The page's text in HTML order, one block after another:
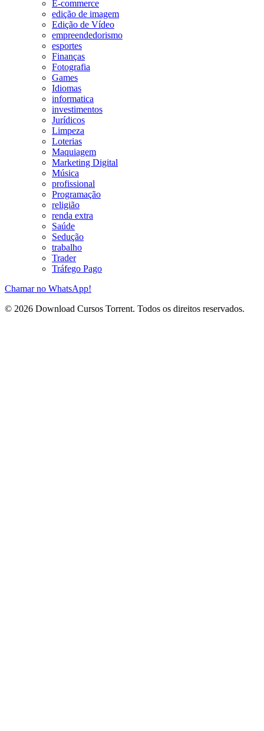
E-commerce
edição de imagem
Edição de Vídeo
empreendedorismo
esportes
Finanças
Fotografia
Games
Idiomas
informatica
investimentos
Jurídicos
Limpeza
Loterias
Maquiagem
Marketing Digital
Música
profissional
Programação
religião
renda extra
Saúde
Sedução
trabalho
Trader
Tráfego Pago
Chamar no WhatsApp!
© 2026 Download Cursos Torrent. Todos os direitos reservados.